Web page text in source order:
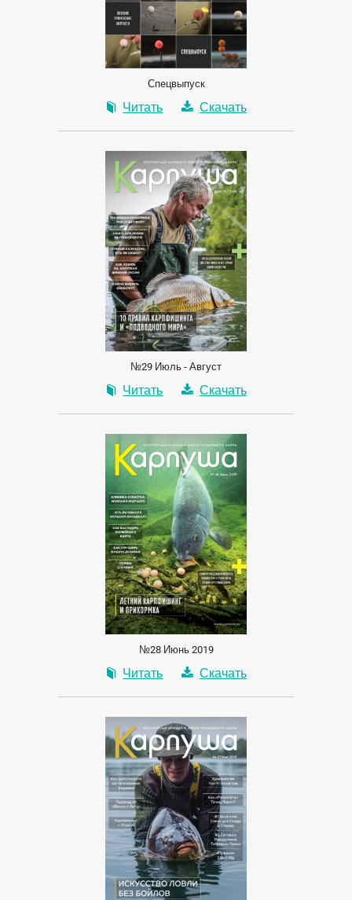
Спецвыпуск
Читать Скачать
№29 Июль - Август
Читать Скачать
№28 Июнь 2019
Читать Скачать